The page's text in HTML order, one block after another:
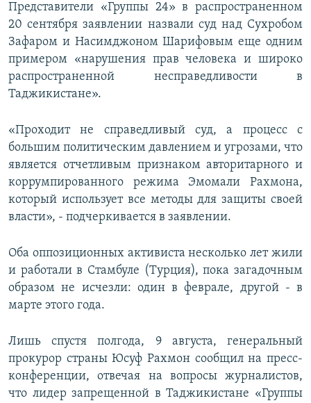
Представители «Группы 24» в распространенном
20 сентября заявлении назвали суд над Сухробом
Зафаром и Насимджоном Шарифовым еще одним
примером «нарушения прав человека и широко
распространенной несправедливости в
Таджикистане».
«Проходит не справедливый суд, а процесс с
большим политическим давлением и угрозами, что
является отчетливым признаком авторитарного и
коррумпированного режима Эмомали Рахмона,
который использует все методы для защиты своей
власти», - подчеркивается в заявлении.
Оба оппозиционных активиста несколько лет жили
и работали в Стамбуле (Турция), пока загадочным
образом не исчезли: один в феврале, другой - в
марте этого года.
Лишь спустя полгода, 9 августа, генеральный
прокурор страны Юсуф Рахмон сообщил на пресс-
конференции, отвечая на вопросы журналистов,
что лидер запрещенной в Таджикистане «Группы